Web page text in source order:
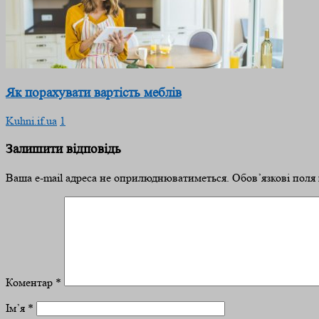
Як порахувати вартість меблів
Kuhni.if.ua 1
Залишити відповідь
Ваша e-mail адреса не оприлюднюватиметься. Обов’язкові поля
Коментар *
Ім’я *